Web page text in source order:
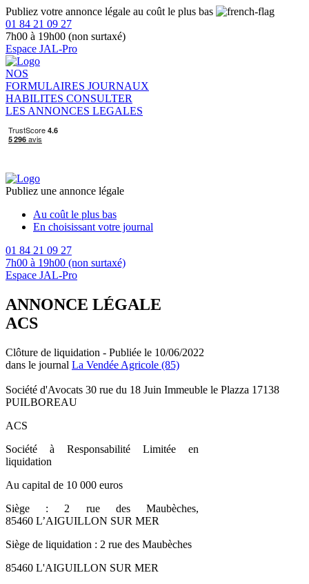
Publiez votre annonce légale au coût le plus bas
01 84 21 09 27
7h00 à 19h00 (non surtaxé)
Espace JAL-Pro
NOS
FORMULAIRES JOURNAUX
HABILITES CONSULTER
LES ANNONCES LEGALES
Publiez une annonce légale
Au coût le plus bas
En choisissant votre journal
01 84 21 09 27
7h00 à 19h00 (non surtaxé)
Espace JAL-Pro
ANNONCE LÉGALE
ACS
Clôture de liquidation - Publiée le 10/06/2022
dans le journal La Vendée Agricole (85)
Société d'Avocats 30 rue du 18 Juin Immeuble le Plazza 17138
PUILBOREAU
ACS
Société à Responsabilité Limitée en
liquidation
Au capital de 10 000 euros
Siège : 2 rue des Maubèches,
85460 L’AIGUILLON SUR MER
Siège de liquidation : 2 rue des Maubèches
85460 L'AIGUILLON SUR MER